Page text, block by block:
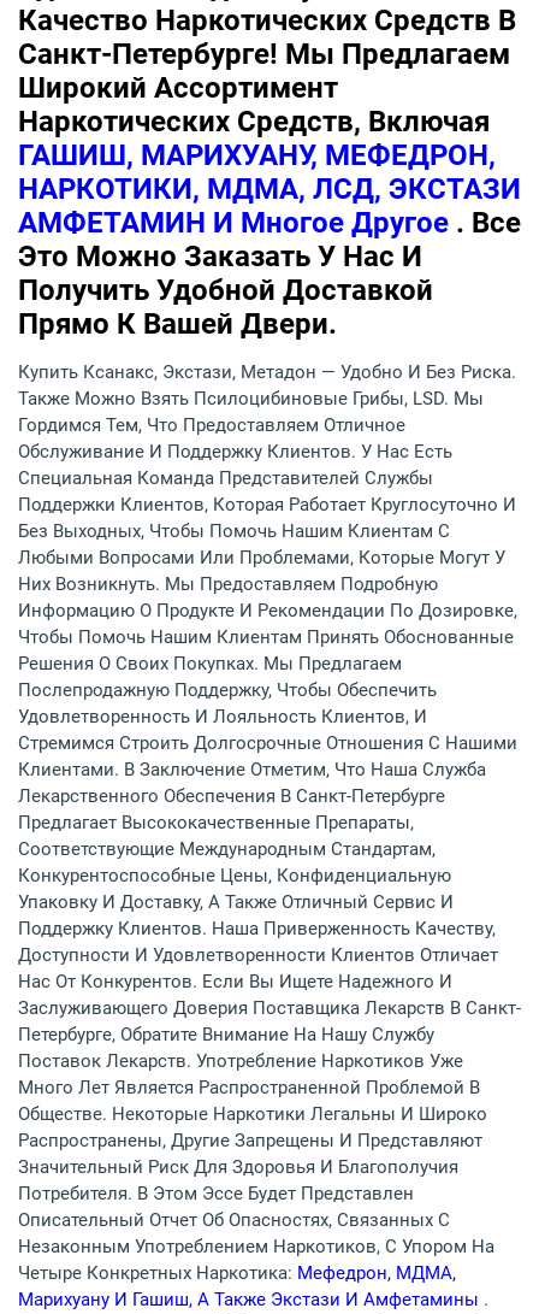
Качество Наркотических Средств В
Санкт-Петербурге! Мы Предлагаем
Широкий Ассортимент
Наркотических Средств, Включая
ГАШИШ, МАРИХУАНУ, МЕФЕДРОН,
НАРКОТИКИ, МДМА, ЛСД, ЭКСТАЗИ
АМФЕТАМИН И Многое Другое . Все
Это Можно Заказать У Нас И
Получить Удобной Доставкой
Прямо К Вашей Двери.
Купить Ксанакс, Экстази, Метадон — Удобно И Без Риска.
Также Можно Взять Псилоцибиновые Грибы, LSD. Мы
Гордимся Тем, Что Предоставляем Отличное
Обслуживание И Поддержку Клиентов. У Нас Есть
Специальная Команда Представителей Службы
Поддержки Клиентов, Которая Работает Круглосуточно И
Без Выходных, Чтобы Помочь Нашим Клиентам С
Любыми Вопросами Или Проблемами, Которые Могут У
Них Возникнуть. Мы Предоставляем Подробную
Информацию О Продукте И Рекомендации По Дозировке,
Чтобы Помочь Нашим Клиентам Принять Обоснованные
Решения О Своих Покупках. Мы Предлагаем
Послепродажную Поддержку, Чтобы Обеспечить
Удовлетворенность И Лояльность Клиентов, И
Стремимся Строить Долгосрочные Отношения С Нашими
Клиентами. В Заключение Отметим, Что Наша Служба
Лекарственного Обеспечения В Санкт-Петербурге
Предлагает Высококачественные Препараты,
Соответствующие Международным Стандартам,
Конкурентоспособные Цены, Конфиденциальную
Упаковку И Доставку, А Также Отличный Сервис И
Поддержку Клиентов. Наша Приверженность Качеству,
Доступности И Удовлетворенности Клиентов Отличает
Нас От Конкурентов. Если Вы Ищете Надежного И
Заслуживающего Доверия Поставщика Лекарств В Санкт-
Петербурге, Обратите Внимание На Нашу Службу
Поставок Лекарств. Употребление Наркотиков Уже
Много Лет Является Распространенной Проблемой В
Обществе. Некоторые Наркотики Легальны И Широко
Распространены, Другие Запрещены И Представляют
Значительный Риск Для Здоровья И Благополучия
Потребителя. В Этом Эссе Будет Представлен
Описательный Отчет Об Опасностях, Связанных С
Незаконным Употреблением Наркотиков, С Упором На
Четыре Конкретных Наркотика: Мефедрон, МДМА,
Марихуану И Гашиш, А Также Экстази И Амфетамины .